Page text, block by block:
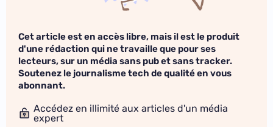
Cet article est en accès libre, mais il est le produit
d'une rédaction qui ne travaille que pour ses
lecteurs, sur un média sans pub et sans tracker.
Soutenez le journalisme tech de qualité en vous
abonnant.
Accédez en illimité aux articles d'un média
expert